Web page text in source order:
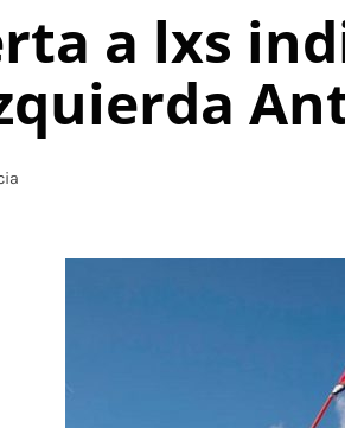
a lxs